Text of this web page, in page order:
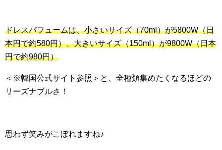
ドレスパフュームは、小さいサイズ（70ml）が5800W（日
本円で約580円）、大きいサイズ（150ml）が9800W（日本
円で約980円）
＜※韓国公式サイト参照＞と、全種類集めたくなるほどの
リーズナブルさ！
思わず笑みがこぼれますね♪